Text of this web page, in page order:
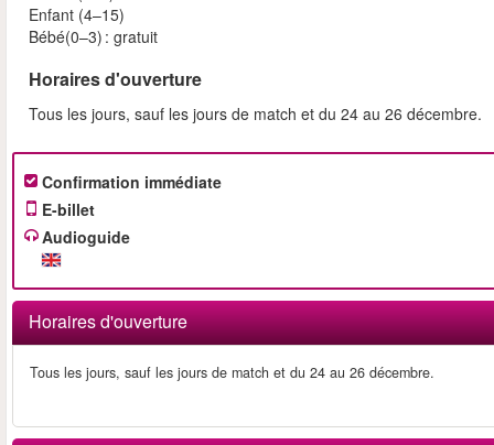
Enfant (4–15)
Bébé(0–3) : gratuit
Horaires d'ouverture
Tous les jours, sauf les jours de match et du 24 au 26 décembre.
Confirmation immédiate
E-billet
Audioguide
Horaires d'ouverture
Tous les jours, sauf les jours de match et du 24 au 26 décembre.